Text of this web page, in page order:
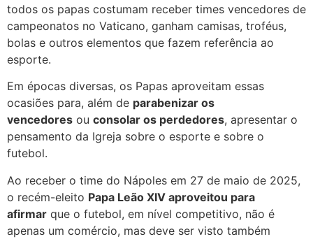
todos os papas costumam receber times vencedores de
campeonatos no Vaticano, ganham camisas, troféus,
bolas e outros elementos que fazem referência ao
esporte.
Em épocas diversas, os Papas aproveitam essas
ocasiões para, além de parabenizar os
vencedores ou consolar os perdedores, apresentar o
pensamento da Igreja sobre o esporte e sobre o
futebol.
Ao receber o time do Nápoles em 27 de maio de 2025,
o recém-eleito Papa Leão XIV aproveitou para
afirmar que o futebol, em nível competitivo, não é
apenas um comércio, mas deve ser visto também